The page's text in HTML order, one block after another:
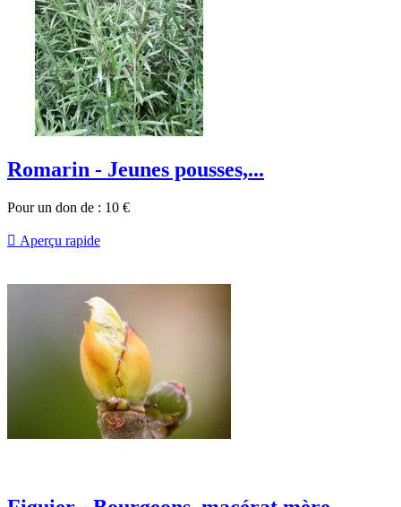
Romarin - Jeunes pousses,...
Pour un don de : 10 €
 Aperçu rapide